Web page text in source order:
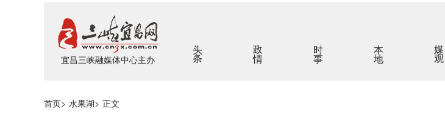
宜昌三峡融媒体中心主办
头条 政情 时事 本地 媒观
首页> 水果湖> 正文